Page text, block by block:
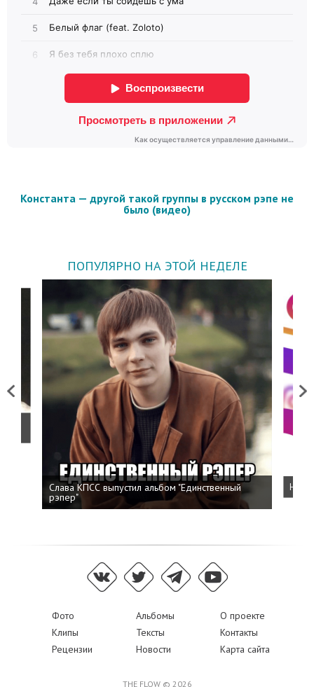
Константа — другой такой группы в русском рэпе не
было (видео)
ПОПУЛЯРНО НА ЭТОЙ НЕДЕЛЕ
Previous
Слава КПСС выпустил альбом "Единственный
рэпер"
Next
Фото Альбомы
О проекте
Клипы
Тексты
Контакты
Рецензии
Новости Карта сайта
THE FLOW © 2026